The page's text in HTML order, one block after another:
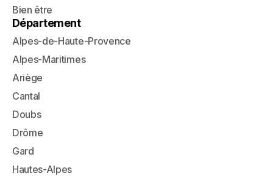
Bien être
Département
Alpes-de-Haute-Provence
Alpes-Maritimes
Ariège
Cantal
Doubs
Drôme
Gard
Hautes-Alpes